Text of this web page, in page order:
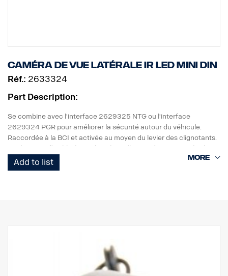
caméra de vue latérale IR LED MINI DIN
Réf.: 2633324
Part Description:
Se combine avec l'interface 2629325 NTG ou l'interface
2629324 PGR pour améliorer la sécurité autour du véhicule.
Raccordée à la BCI et activée au moyen du levier des clignotants.
Entièrement flexible étant donné qu'elle peut être retournée d'une
simple pression sur un bouton.
- Boîtier de caméra étanche IP68
-Température de fonctionnement : -30 °C à +50 °C
- Diagonale d'image de 130°
Add to list